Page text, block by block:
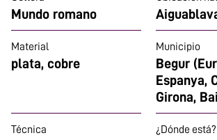
Mundo romano
Material
plata, cobre
Municipio
Begur
Espanya,
Girona,
Técnica
¿Dónde está?